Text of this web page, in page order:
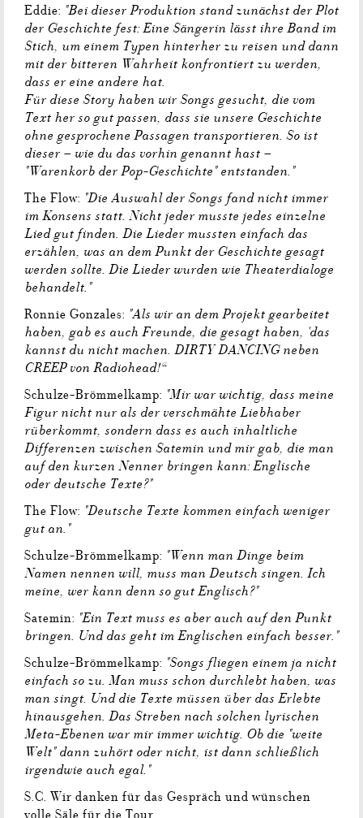
Eddie: "Bei dieser Produktion stand zunächst der Plot
der Geschichte fest: Eine Sängerin lässt ihre Band im
Stich, um einem Typen hinterher zu reisen und dann
mit der bitteren Wahrheit konfrontiert zu werden,
dass er eine andere hat.
Für diese Story haben wir Songs gesucht, die vom
Text her so gut passen, dass sie unsere Geschichte
ohne gesprochene Passagen transportieren. So ist
dieser – wie du das vorhin genannt hast –
"Warenkorb der Pop-Geschichte" entstanden."
The Flow: "Die Auswahl der Songs fand nicht immer
im Konsens statt. Nicht jeder musste jedes einzelne
Lied gut finden. Die Lieder mussten einfach das
erzählen, was an dem Punkt der Geschichte gesagt
werden sollte. Die Lieder wurden wie Theaterdialoge
behandelt."
Ronnie Gonzales: "Als wir an dem Projekt gearbeitet
haben, gab es auch Freunde, die gesagt haben, 'das
kannst du nicht machen. DIRTY DANCING neben
CREEP von Radiohead!“
Schulze-Brömmelkamp: "Mir war wichtig, dass meine
Figur nicht nur als der verschmähte Liebhaber
rüberkommt, sondern dass es auch inhaltliche
Differenzen zwischen Satemin und mir gab, die man
auf den kurzen Nenner bringen kann: Englische
oder deutsche Texte?"
The Flow: "Deutsche Texte kommen einfach weniger
gut an."
Schulze-Brömmelkamp: "Wenn man Dinge beim
Namen nennen will, muss man Deutsch singen. Ich
meine, wer kann denn so gut Englisch?"
Satemin: "Ein Text muss es aber auch auf den Punkt
bringen. Und das geht im Englischen einfach besser."
Schulze-Brömmelkamp: "Songs fliegen einem ja nicht
einfach so zu. Man muss schon durchlebt haben, was
man singt. Und die Texte müssen über das Erlebte
hinausgehen. Das Streben nach solchen lyrischen
Meta-Ebenen war mir immer wichtig. Ob die "weite
Welt" dann zuhört oder nicht, ist dann schließlich
irgendwie auch egal."
S.C. Wir danken für das Gespräch und wünschen
volle Säle für die Tour.